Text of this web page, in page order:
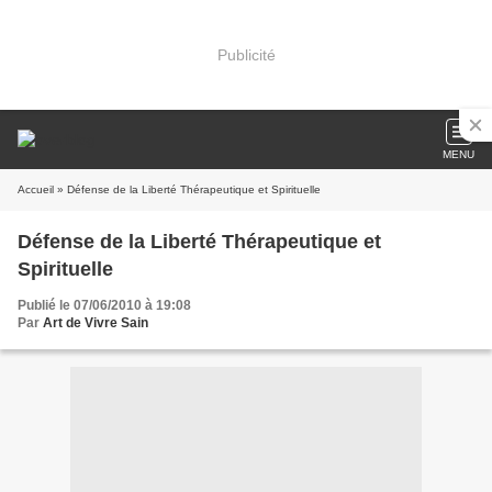
Publicité
MENU
Accueil » Défense de la Liberté Thérapeutique et Spirituelle
Défense de la Liberté Thérapeutique et
Spirituelle
Publié le 07/06/2010 à 19:08
Par Art de Vivre Sain